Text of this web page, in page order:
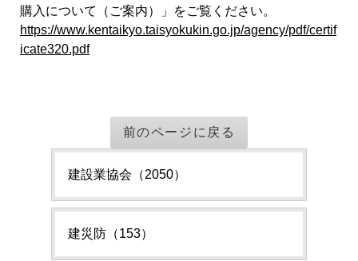
購入について（ご案内）」をご覧ください。
https://www.kentaikyo.taisyokukin.go.jp/agency/pdf/certif
icate320.pdf
前のページに戻る
建設業協会（2050）
建災防（153）